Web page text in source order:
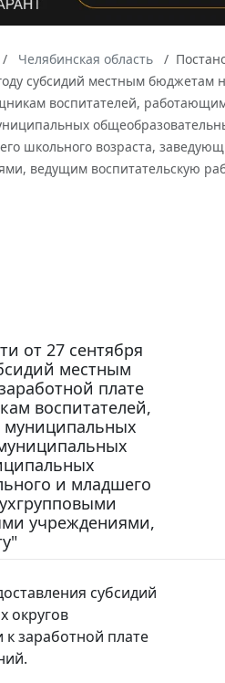
Челябинская область
субсидий местным
воспитателей,
школьного возраста,
ведущим воспитательскую
от 27 сентября
местным
плате
воспитателей,
муниципальных
и младшего
учреждениями,
субсидий
округов
заработной плате